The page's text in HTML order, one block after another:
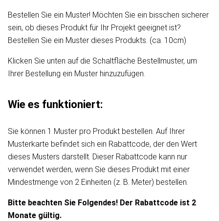
Bestellen Sie ein Muster! Möchten Sie ein bisschen sicherer
sein, ob dieses Produkt für Ihr Projekt geeignet ist?
Bestellen Sie ein Muster dieses Produkts. (ca. 10cm)
Klicken Sie unten auf die Schaltfläche Bestellmuster, um
Ihrer Bestellung ein Muster hinzuzufügen.
Wie es funktioniert:
Sie können 1 Muster pro Produkt bestellen. Auf Ihrer
Musterkarte befindet sich ein Rabattcode, der den Wert
dieses Musters darstellt. Dieser Rabattcode kann nur
verwendet werden, wenn Sie dieses Produkt mit einer
Mindestmenge von 2 Einheiten (z. B. Meter) bestellen.
Bitte beachten Sie Folgendes! Der Rabattcode ist 2
Monate gültig.